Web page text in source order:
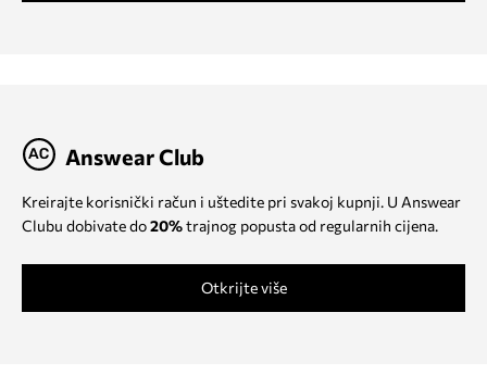
Answear Club
Kreirajte korisnički račun i uštedite pri svakoj kupnji. U Answear
Clubu dobivate do20%trajnog popusta od regularnih cijena.
Otkrijte više